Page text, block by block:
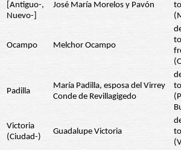
[Antiguo-,
Nuevo-]
José María Morelos y Pavón
Ocampo Melchor Ocampo
Padilla
María Padilla, esposa del Virrey
Conde de Revillagigedo
Victoria
(Ciudad-)
Guadalupe Victoria